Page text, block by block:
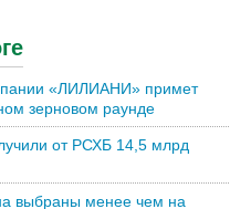
«ЛИЛИАНИ» примет
зерновом раунде
от РСХБ 14,5 млрд
выбраны менее чем на